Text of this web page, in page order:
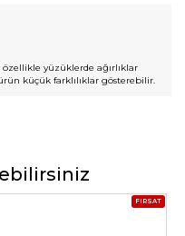
yüzüklerde ağırlıklar
küçük farklılıklar gösterebilir.
FIRSAT